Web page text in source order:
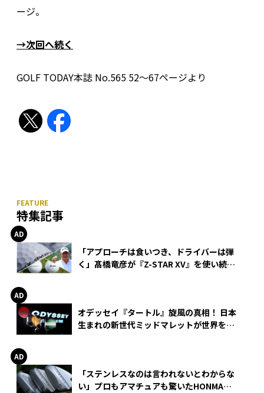
ージ。
→次回へ続く
GOLF TODAY本誌 No.565 52〜67ページより
特集記事
「アプローチは食いつき、ドライバーは弾
く」髙橋竜彦が『Z-STAR XV』を使い続け
オデッセイ『タートル』旋風の真相！ 日本
生まれの新世代ミッドマレットが世界を席
「ステンレスなのは言われないとわからな
い」プロもアマチュアも驚いたHONMA